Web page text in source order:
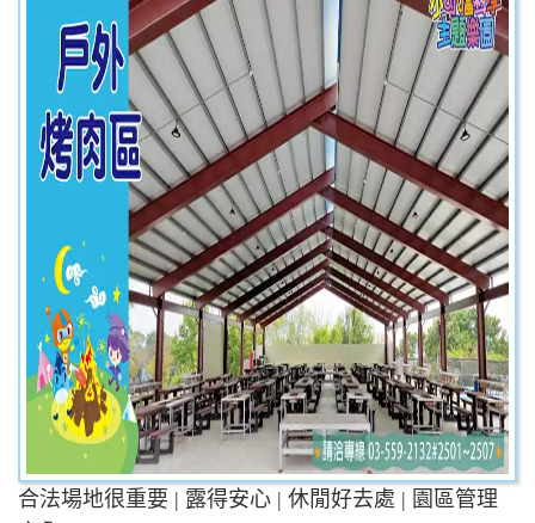
合法場地很重要 | 露得安心 | 休閒好去處 | 園區管理